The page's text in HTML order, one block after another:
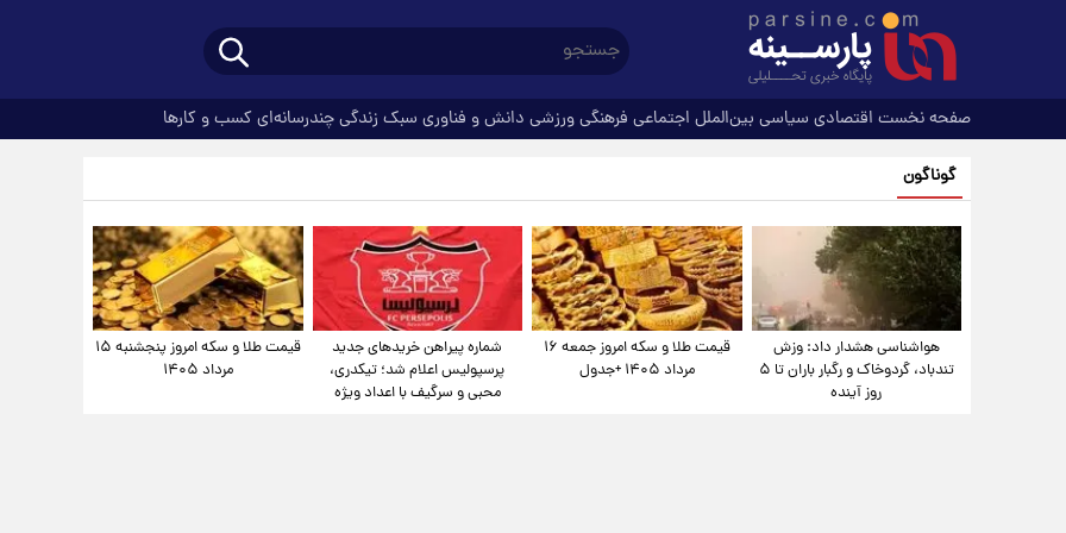
صفحه نخست اقتصادی سیاسی بین‌الملل اجتماعی فرهنگیورزشی دانش و فناوری سبک زندگیچندرسانه‌ای کسب و کارها
گوناگون
هواشناسی هشدار داد: وزش
تندباد، گردوخاک و رگبار باران تا ۵
روز آینده
قیمت طلا و سکه امروز جمعه ۱۶
مرداد ۱۴۰۵ +جدول
شماره پیراهن خریدهای جدید
پرسپولیس اعلام شد؛ تیکدری،
محبی و سرگیف با اعداد ویژه
قیمت طلا و سکه امروز پنجشنبه ۱۵
مرداد ۱۴۰۵